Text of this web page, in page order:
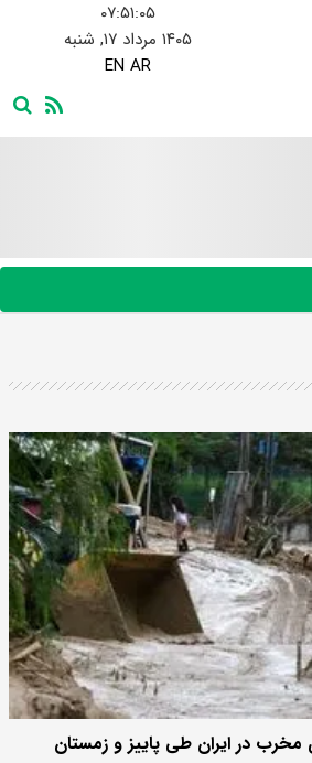
۰۷:۵۱:۰۶
۱۴۰۵ مرداد ۱۷, شنبه
EN AR
در ایران طی پاییز و زمستان